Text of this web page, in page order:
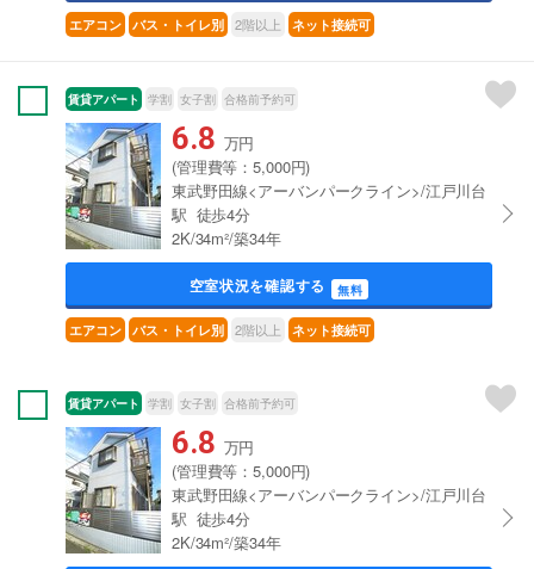
エアコン バス・トイレ別 2階以上 ネット接続可
賃貸アパート 学割 女子割 合格前予約可
6.8 万円
(管理費等：5,000円)
東武野田線<アーバンパークライン>/江戸川台
駅 徒歩4分
2K/34m²/築34年
空室状況を確認する 無料
エアコン バス・トイレ別 2階以上 ネット接続可
賃貸アパート 学割 女子割 合格前予約可
6.8 万円
(管理費等：5,000円)
東武野田線<アーバンパークライン>/江戸川台
駅 徒歩4分
2K/34m²/築34年